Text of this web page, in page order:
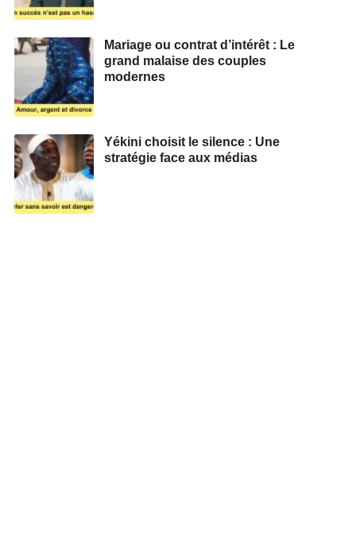
Mariage ou contrat d’intérêt : Le
grand malaise des couples
modernes
Yékini choisit le silence : Une
stratégie face aux médias